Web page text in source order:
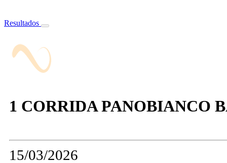
Resultados
1 CORRIDA PANOBIANCO
15/03/2026